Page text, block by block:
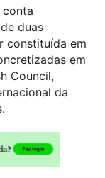
duas
constituída em
em
Council,
da